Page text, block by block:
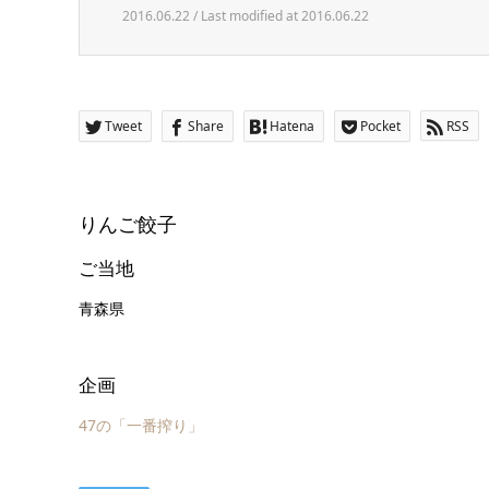
2016.06.22 / Last modified at 2016.06.22
Tweet Share Hatena Pocket RSS
りんご餃子
ご当地
青森県
企画
47の「一番搾り」